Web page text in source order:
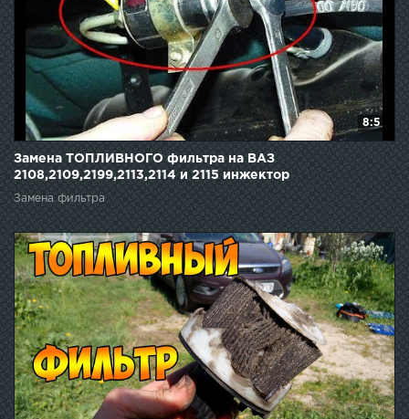
8:5
Замена ТОПЛИВНОГО фильтра на ВАЗ
2108,2109,2199,2113,2114 и 2115 инжектор
Замена фильтра